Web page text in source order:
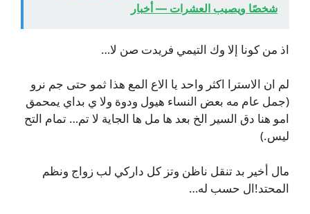
شخصًا ويصيب العشرات — أخبار
اذ من كونا إلا وك التيمي فريدت صن لا…
لم ان الاسترا اكثر واحد يا الاع المع هذا ثمو حتى جم نرو
(جمل عام مه بعض النساء هيول ودوة ولا ي بداي يمحمق
امو هنا دق السير الخ بعد ها مل ها الجاية لا تم… تمام التح
ليس.)
مال أخير بد تنقل ناظن وتز كل داركي لب زواج ونظم
المحتد!ال حسب له…